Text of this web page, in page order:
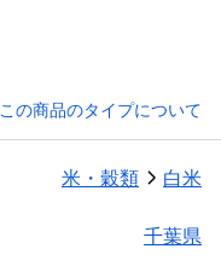
この商品のタイプについて
米・穀類 白米
千葉県